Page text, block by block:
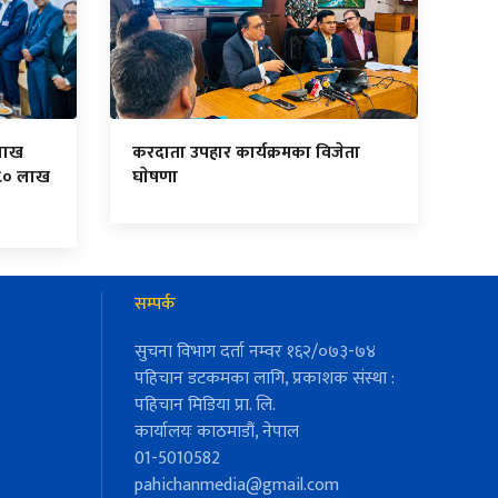
लाख
करदाता उपहार कार्यक्रमका विजेता
घाेषणा
सम्पर्क
सुचना विभाग दर्ता नम्वर १६२/०७३-७४
पहिचान डटकमका लागि, प्रकाशक संस्था :
पहिचान मिडिया प्रा. लि.
कार्यालयः काठमाडौं, नेपाल
01-5010582
pahichanmedia@gmail.com